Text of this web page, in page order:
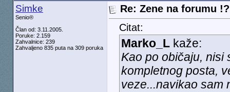
Simke
Senio®
Član od: 3.11.2005.
Poruke: 2.159
Zahvalnice: 239
Zahvaljeno 835 puta na 309 poruka
Re: Zene na forumu
Citat:
Marko_Lkaže:
Kao po običaju, nisi
kompletnog posta,
veze...navikao sam